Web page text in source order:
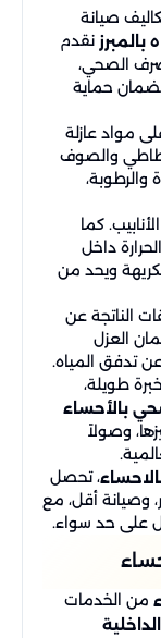
صيانة
نقدم
الصحي،
لضمان حماية
مواد عازلة
والصوف
كما
داخل
ويحد من
الناتجة عن
العزل
تدفق المياه.
طويلة،
بالأحساء
وصولاً
، تحصل
أقل، مع
على حد سواء.
من الخدمات